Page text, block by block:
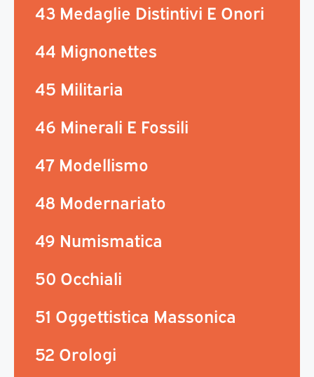
43 Medaglie Distintivi E Onori
44 Mignonettes
45 Militaria
46 Minerali E Fossili
47 Modellismo
48 Modernariato
49 Numismatica
50 Occhiali
51 Oggettistica Massonica
52 Orologi